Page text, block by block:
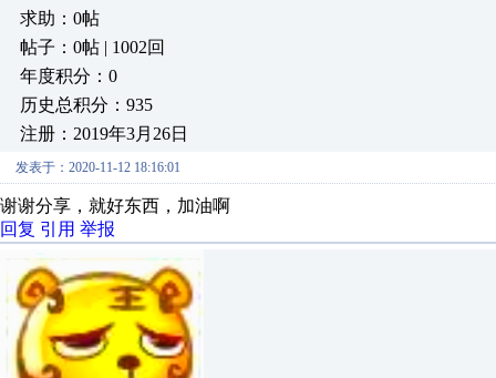
求助：0帖
帖子：0帖 | 1002回
年度积分：0
历史总积分：935
注册：2019年3月26日
发表于：2020-11-12 18:16:01
谢谢分享，就好东西，加油啊
回复 引用 举报